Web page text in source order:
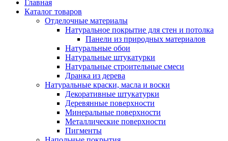
Главная
Каталог товаров
Отделочные материалы
Натуральное покрытие для стен и потолка
Панели из природных материалов
Натуральные обои
Натуральные штукатурки
Натуральные строительные смеси
Дранка из дерева
Натуральные краски, масла и воски
Декоративные штукатурки
Деревянные поверхности
Минеральные поверхности
Металлические поверхности
Пигменты